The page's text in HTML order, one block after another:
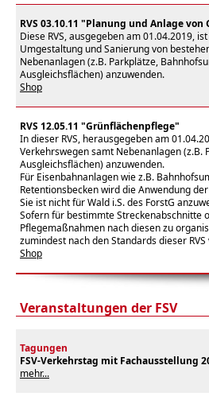
RVS 03.10.11 "Planung und Anlage von
Diese RVS, ausgegeben am 01.04.2019,
Umgestaltung und Sanierung von
Nebenanlagen (z.B. Parkplätze,
Ausgleichsflächen) anzuwenden.
Shop
RVS 12.05.11 "Grünflächenpflege"
In dieser RVS, herausgegeben am
Verkehrswegen samt Nebenanlagen
Ausgleichsflächen) anzuwenden.
Für Eisenbahnanlagen wie z.B.
Retentionsbecken wird die Anwendung
Sie ist nicht für Wald i.S. des ForstG
Sofern für bestimmte Streckenabschnitte
Pflegemaßnahmen nach diesen zu
zumindest nach den Standards dieser
Shop
Veranstaltungen der FSV
Tagungen
FSV-Verkehrstag mit Fachausstellung
mehr...